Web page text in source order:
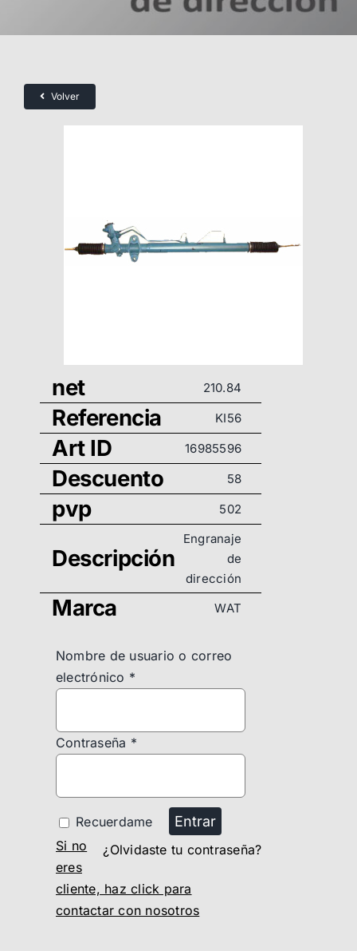
Volver
net 210.84
Referencia KI56
Art ID 16985596
Descuento 58
pvp 502
Descripción
Engranaje
de
dirección
Marca WAT
Nombre de usuario o correo
electrónico *
Contraseña *
Recuerdame Entrar
¿Olvidaste tu contraseña?
Si no
eres
cliente, haz click para
contactar con nosotros